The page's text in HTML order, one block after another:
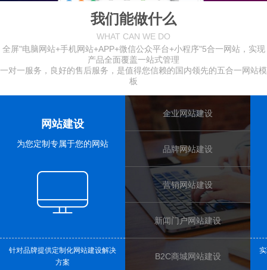
我们能做什么
WHAT CAN WE DO
全屏"电脑网站+手机网站+APP+微信公众平台+小程序"5合一网站，实现
产品全面覆盖一站式管理
一对一服务，良好的售后服务，是值得您信赖的国内领先的五合一网站模
板
网站建设
为您定制专属于您的网站
针对品牌提供定制化网站建设解决
方案
企业网站建设
品牌网站建设
营销网站建设
新闻门户网站建设
B2C商城网站建设